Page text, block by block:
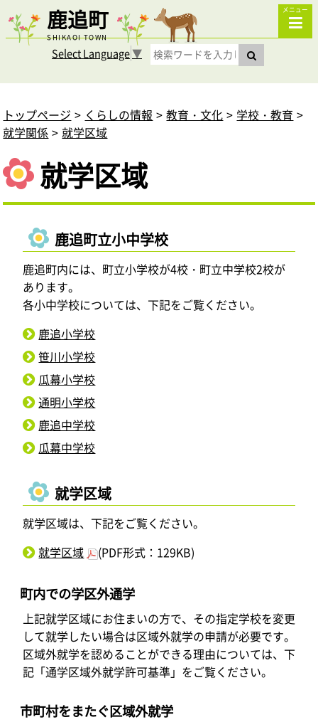
鹿追町
SHIKAOI TOWN
メニュー
Select Language▼
トップページ くらしの情報 教育・文化
学校・教育
就学関係
就学区域
就学区域
鹿追町立小中学校
鹿追町内には、町立小学校が4校・町立中学校2校が
あります。
各小中学校については、下記をご覧ください。
鹿追小学校
笹川小学校
瓜幕小学校
通明小学校
鹿追中学校
瓜幕中学校
就学区域
就学区域は、下記をご覧ください。
就学区域
(PDF形式：129KB)
町内での学区外通学
上記就学区域にお住まいの方で、その指定学校を変更
して就学したい場合は区域外就学の申請が必要です。
区域外就学を認めることができる理由については、下
記「通学区域外就学許可基準」をご覧ください。
市町村をまたぐ区域外就学